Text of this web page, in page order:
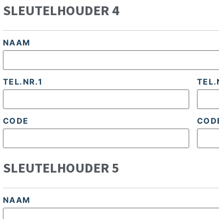
SLEUTELHOUDER 4
NAAM
TEL.NR.1
CODE
SLEUTELHOUDER 5
NAAM